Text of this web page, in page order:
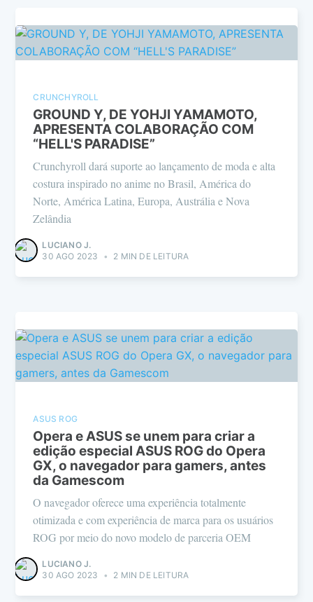
CRUNCHYROLL
GROUND Y, DE YOHJI YAMAMOTO,
APRESENTA COLABORAÇÃO COM
“HELL'S PARADISE”
Crunchyroll dará suporte ao lançamento de moda e alta
costura inspirado no anime no Brasil, América do
Norte, América Latina, Europa, Austrália e Nova
Zelândia
LUCIANO J.
30 AGO 2023
• 2 MIN DE LEITURA
ASUS ROG
Opera e ASUS se unem para criar a
edição especial ASUS ROG do Opera
GX, o navegador para gamers, antes
da Gamescom
O navegador oferece uma experiência totalmente
otimizada e com experiência de marca para os usuários
ROG por meio do novo modelo de parceria OEM
LUCIANO J.
30 AGO 2023
• 2 MIN DE LEITURA